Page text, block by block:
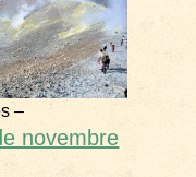
–
novembre